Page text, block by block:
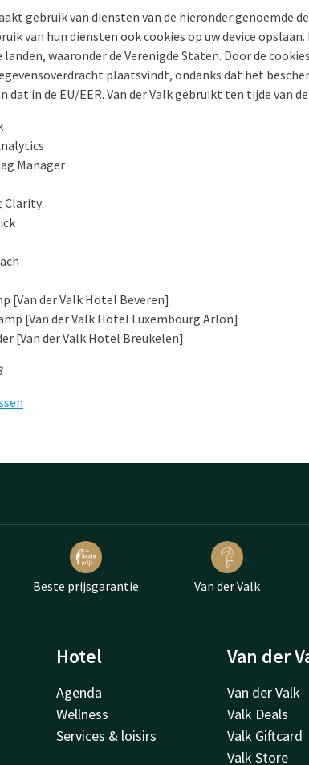
gebruik van diensten van de hieronder genoemde
van hun diensten ook cookies op uw device
landen, waaronder de Verenigde Staten. Door de
plaatsvindt, ondanks dat het
dat in de EU/EER. Van der Valk gebruikt ten tijde van
Manager
Clarity
[Van der Valk Hotel Beveren]
[Van der Valk Hotel Luxembourg Arlon]
[Van der Valk Hotel Breukelen]
Beste prijsgarantie Van der Valk
Hotel
Agenda
Wellness
Services & loisirs
Van der
Van der Valk
Valk Deals
Valk Giftcard
Valk Store